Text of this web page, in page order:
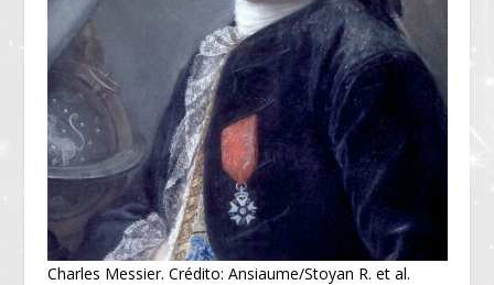
Charles Messier. Crédito: Ansiaume/Stoyan R. et al.